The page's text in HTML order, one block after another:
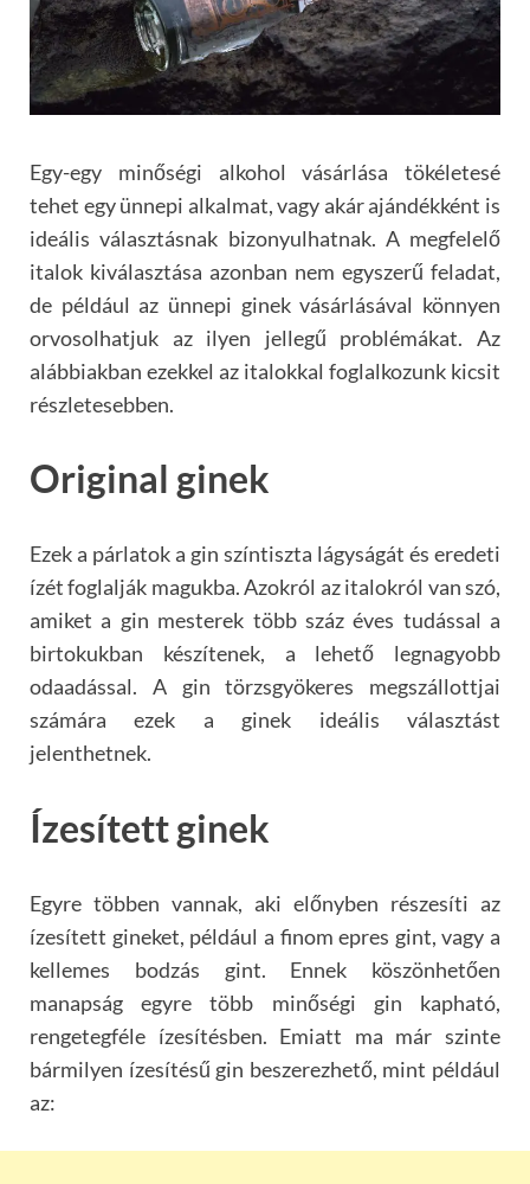
Egy-egy minőségi alkohol vásárlása tökéletesé
tehet egy ünnepi alkalmat, vagy akár ajándékként is
ideális választásnak bizonyulhatnak. A megfelelő
italok kiválasztása azonban nem egyszerű feladat,
de például az ünnepi ginek vásárlásával könnyen
orvosolhatjuk az ilyen jellegű problémákat. Az
alábbiakban ezekkel az italokkal foglalkozunk kicsit
részletesebben.
Original ginek
Ezek a párlatok a gin színtiszta lágyságát és eredeti
ízét foglalják magukba. Azokról az italokról van szó,
amiket a gin mesterek több száz éves tudással a
birtokukban készítenek, a lehető legnagyobb
odaadással. A gin törzsgyökeres megszállottjai
számára ezek a ginek ideális választást
jelenthetnek.
Ízesített ginek
Egyre többen vannak, aki előnyben részesíti az
ízesített gineket, például a finom epres gint, vagy a
kellemes bodzás gint. Ennek köszönhetően
manapság egyre több minőségi gin kapható,
rengetegféle ízesítésben. Emiatt ma már szinte
bármilyen ízesítésű gin beszerezhető, mint például
az: